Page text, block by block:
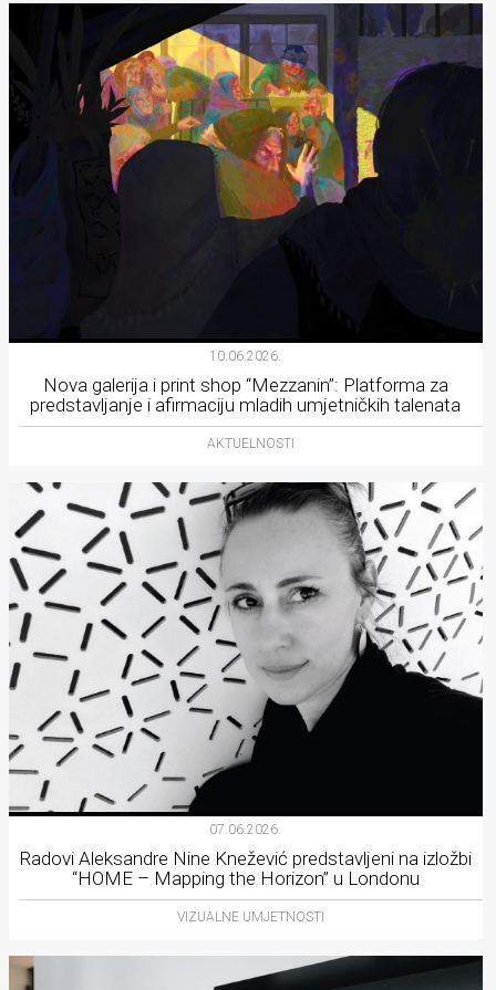
10.06.2026.
Nova galerija i print shop “Mezzanin”: Platforma za
predstavljanje i afirmaciju mladih umjetničkih talenata
AKTUELNOSTI
07.06.2026.
Radovi Aleksandre Nine Knežević predstavljeni na izložbi
“HOME – Mapping the Horizon” u Londonu
VIZUALNE UMJETNOSTI